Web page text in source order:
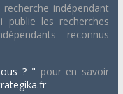
indépendant
les recherches
reconnus
? " pour en savoir